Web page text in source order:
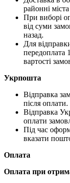
районні
При виборі
від суми
назад.
Для
передоплата
вартості
Укрпошта
Відправка
після оплати.
Відправка
оплати
Під час
вказати
Оплата
Оплата при